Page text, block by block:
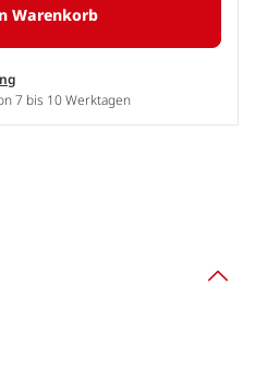
Warenkorb
7 bis 10 Werktagen